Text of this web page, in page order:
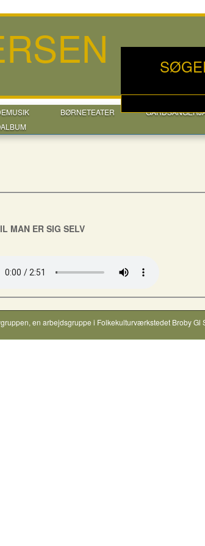
BØRNETEATER
MAN ER SIG SELV
, en arbejdsgruppe i Folkekulturværkstedet Broby Gl